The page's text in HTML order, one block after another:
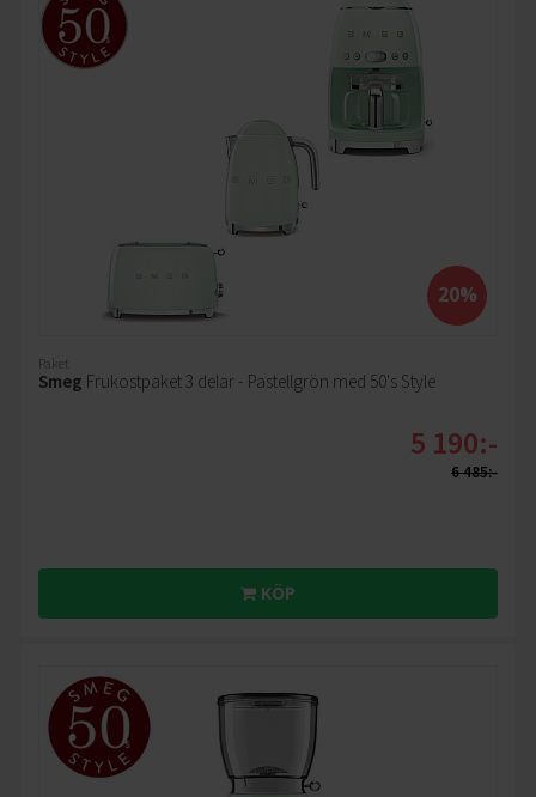
20%
Paket
Smeg Frukostpaket 3 delar - Pastellgrön med 50's Style
5 190:-
6 485:-
KÖP